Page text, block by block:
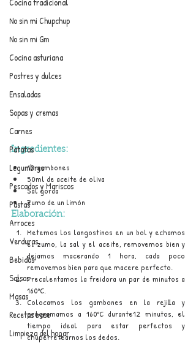
No sin mi Chupchup
No sin mi Gm
Cocina asturiana
Postres y dulces
Ensaladas
Sopas y cremas
Carnes
Patatas
Legumbres
Pescados y Mariscos
Pastas
Arroces
Verduras
Bebidas
Salsas
Masas
Recetas base
Limpieza del hogar
Ingredientes:
12 gambones
50ml de aceite de oliva
Sal gorda
Zumo de un limón
Elaboración:
Metemos los langostinos en un bol y echamos
el zumo, la sal y el aceite, removemos bien y
dejamos macerando 1 hora, cada poco
removemos bien para que macere perfecto.
Precalentamos la freidora un par de minutos a
160ºC.
Colocamos los gambones en la rejilla y
programamos a 160ºC durante12 minutos, el
tiempo ideal para estar perfectos y
chuperretearnos los dedos.